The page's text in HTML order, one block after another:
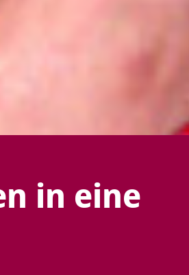
in eine